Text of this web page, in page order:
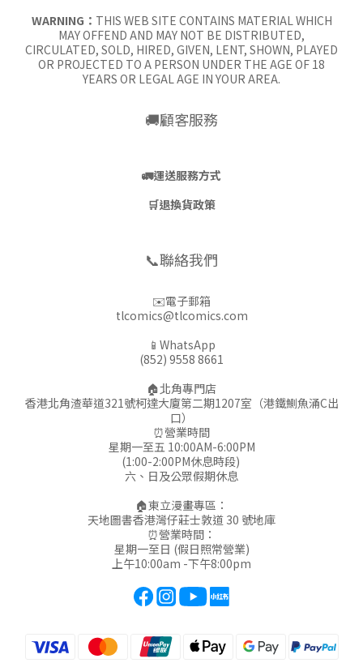
WARNING： THIS WEB SITE CONTAINS MATERIAL WHICH
MAY OFFEND AND MAY NOT BE DISTRIBUTED,
CIRCULATED, SOLD, HIRED, GIVEN, LENT, SHOWN, PLAYED
OR PROJECTED TO A PERSON UNDER THE AGE OF 18
YEARS OR LEGAL AGE IN YOUR AREA.
🚚顧客服務
🚛運送服務方式
🛒退換貨政策
📞聯絡我們
✉️電子郵箱
tlcomics@tlcomics.com
📱WhatsApp
(852) 9558 8661
🏠北角專門店
香港北角渣華道321號柯達大廈第二期1207室（港鐵鰂魚涌C出
口）
⏰營業時間
星期一至五 10:00AM-6:00PM
(1:00-2:00PM休息時段)
六、日及公眾假期休息
🏠東立漫畫專區：
天地圖書香港灣仔莊士敦道 30 號地庫
⏰營業時間：
星期一至日 (假日照常營業)
上午10:00am -下午8:00pm